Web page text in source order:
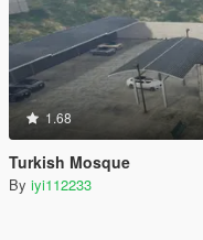
1.68
Turkish Mosque
By iyi112233